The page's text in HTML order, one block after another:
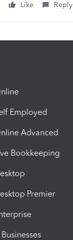
Like Reply
Employed
Advanced
Bookkeeping
Premier